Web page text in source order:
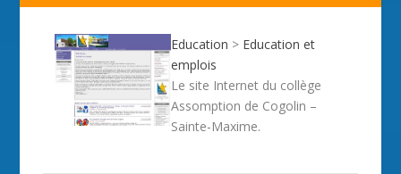
Education > Education et
emplois
Le site Internet du collège
Assomption de Cogolin –
Sainte-Maxime.